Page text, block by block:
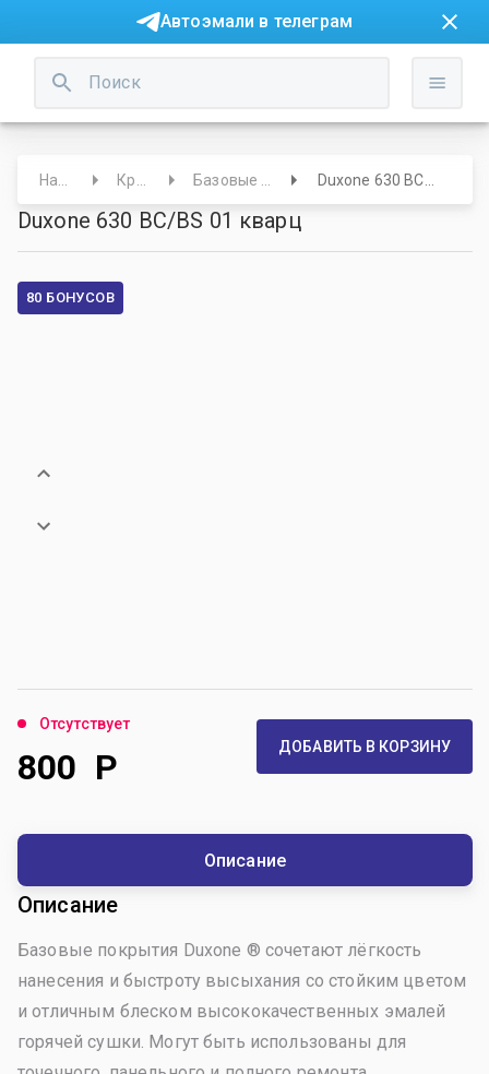
Автоэмали в телеграм
Duxone 630 BC/BS 01 кварц
80 БОНУСОВ
Отсутствует
800 Р ДОБАВИТЬ В КОРЗИНУ
Описание
Описание
Базовые покрытия Duxone ® сочетают лёгкость
нанесения и быстроту высыхания со стойким цветом
и отличным блеском высококачественных эмалей
горячей сушки. Могут быть использованы для